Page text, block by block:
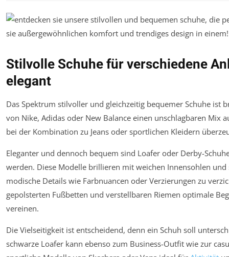
Stilvolle Schuhe für verschiedene
elegant
Das Spektrum stilvoller und gleichzeitig bequemer Schuhe ist
von Nike, Adidas oder New Balance einen unschlagbaren Mix
bei der Kombination zu Jeans oder sportlichen Kleidern
Eleganter und dennoch bequem sind Loafer oder Derby-
werden. Diese Modelle brillieren mit weichen Innensohlen
modische Details wie Farbnuancen oder Verzierungen zu
gepolsterten Fußbetten und verstellbaren Riemen optimale
vereinen.
Die Vielseitigkeit ist entscheidend, denn ein Schuh soll
schwarze Loafer kann ebenso zum Business-Outfit wie zur